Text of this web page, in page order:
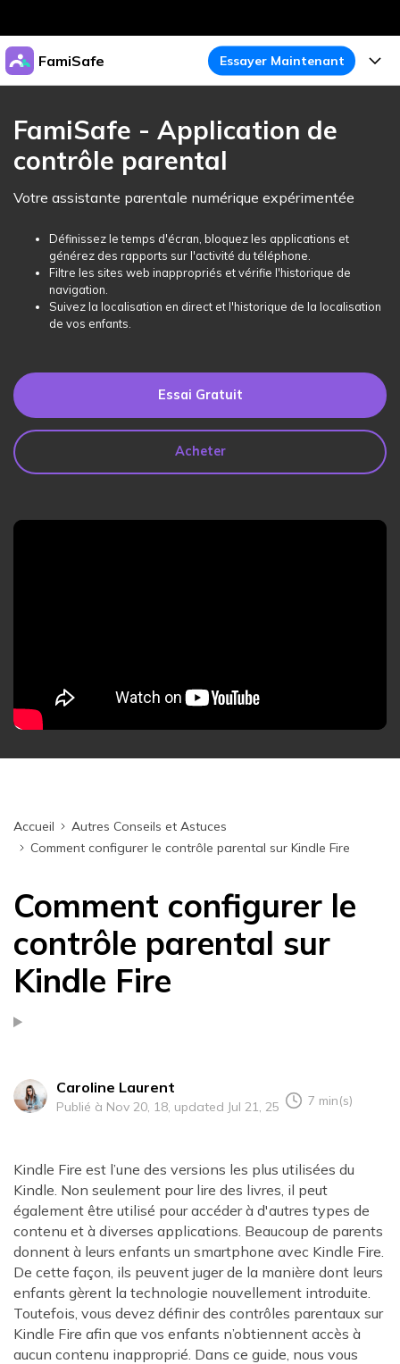
Produits phares
Utilité
Aperçu
Solutions
Actualités
Boutique
Support
FamiSafe Essayer Maintenant
FamiSafe
Protégez la Vie Numérique de Vos Enfants
Essai Gratuit
FamiSafe pour Écoles
Essai Gratuit
Fonctionnalités
Activité de l'Appareil
Service de Localisation
Blog
Traceur de Localisation
Temps d'Écran
Blocage d'Apps
Lire Plus>
Ressources
Thèmes Phares
Guide FamiSafe
Tarifs
FamiSafe - Application de
contrôle parental
Votre assistante parentale numérique expérimentée
Définissez le temps d'écran, bloquez les applications et
générez des rapports sur l'activité du téléphone.
Filtre les sites web inappropriés et vérifie l'historique de
navigation.
Suivez la localisation en direct et l'historique de la localisation
de vos enfants.
Essai Gratuit
Acheter
Accueil
Autres Conseils et Astuces
Comment configurer le contrôle parental sur Kindle Fire
Comment configurer le
contrôle parental sur
Kindle Fire
Caroline Laurent
Publié à Nov 20, 18, updated Jul 21, 25 7 min(s)
Kindle Fire est l’une des versions les plus utilisées du
Kindle. Non seulement pour lire des livres, il peut
également être utilisé pour accéder à d'autres types de
contenu et à diverses applications. Beaucoup de parents
donnent à leurs enfants un smartphone avec Kindle Fire.
De cette façon, ils peuvent juger de la manière dont leurs
enfants gèrent la technologie nouvellement introduite.
Toutefois, vous devez définir des contrôles parentaux sur
Kindle Fire afin que vos enfants n’obtiennent accès à
aucun contenu inapproprié. Dans ce guide, nous vous